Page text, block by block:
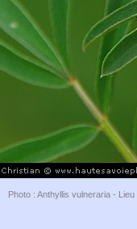
Photo : Anthyllis vulneraria -